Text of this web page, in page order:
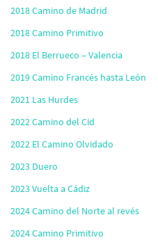
2018 Camino de Madrid
2018 Camino Primitivo
2018 El Berrueco – Valencia
2019 Camino Francés hasta León
2021 Las Hurdes
2022 Camino del Cid
2022 El Camino Olvidado
2023 Duero
2023 Vuelta a Cádiz
2024 Camino del Norte al revés
2024 Camino Primitivo